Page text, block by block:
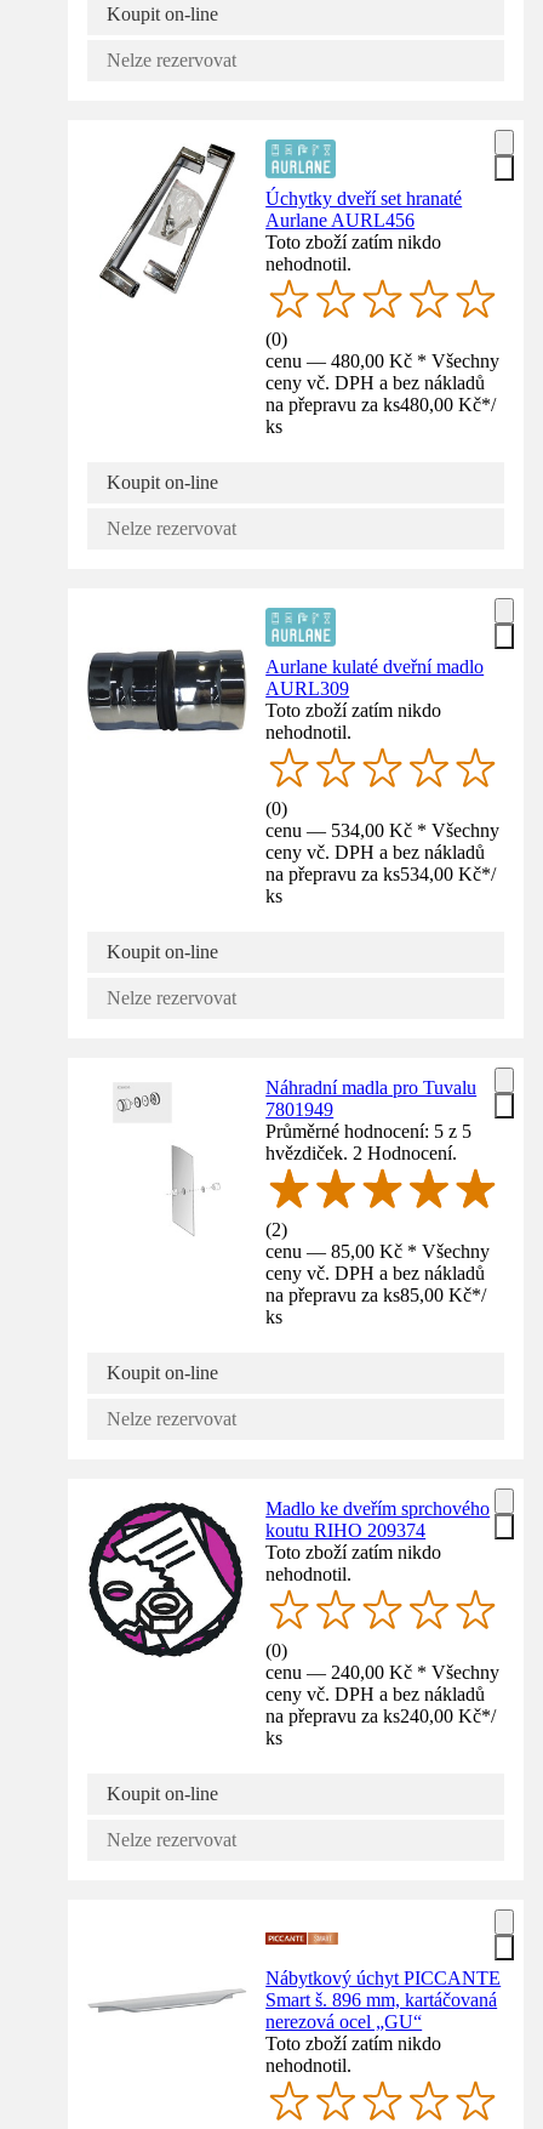
Koupit on-line
Nelze rezervovat
Úchytky dveří set hranaté
Aurlane AURL456
Toto zboží zatím nikdo
nehodnotil.
(0)
cenu — 480,00 Kč * Všechny
ceny vč. DPH a bez nákladů
na přepravu za ks480,00 Kč*/
ks
Koupit on-line
Nelze rezervovat
Aurlane kulaté dveřní madlo
AURL309
Toto zboží zatím nikdo
nehodnotil.
(0)
cenu — 534,00 Kč * Všechny
ceny vč. DPH a bez nákladů
na přepravu za ks534,00 Kč*/
ks
Koupit on-line
Nelze rezervovat
Náhradní madla pro Tuvalu
7801949
Průměrné hodnocení: 5 z 5
hvězdiček. 2 Hodnocení.
(2)
cenu — 85,00 Kč * Všechny
ceny vč. DPH a bez nákladů
na přepravu za ks85,00 Kč*/
ks
Koupit on-line
Nelze rezervovat
Madlo ke dveřím sprchového
koutu RIHO 209374
Toto zboží zatím nikdo
nehodnotil.
(0)
cenu — 240,00 Kč * Všechny
ceny vč. DPH a bez nákladů
na přepravu za ks240,00 Kč*/
ks
Koupit on-line
Nelze rezervovat
Nábytkový úchyt PICCANTE
Smart š. 896 mm, kartáčovaná
nerezová ocel „GU“
Toto zboží zatím nikdo
nehodnotil.